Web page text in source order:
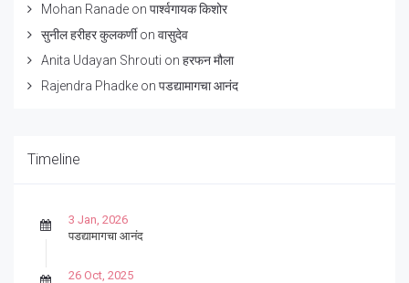
Mohan Ranade on पार्श्वगायक किशोर
सुनील हरीहर कुलकर्णीon वासुदेव
Anita Udayan Shrouti on हरफन मौला
Rajendra Phadke on पडद्यामागचा आनंद
Timeline
3 Jan, 2026
पडद्यामागचा आनंद
26 Oct, 2025